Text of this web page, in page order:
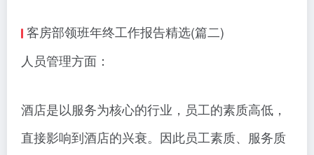
客房部领班年终工作报告精选(篇二)
人员管理方面：
酒店是以服务为核心的行业，员工的素质高低，
直接影响到酒店的兴衰。因此员工素质、服务质